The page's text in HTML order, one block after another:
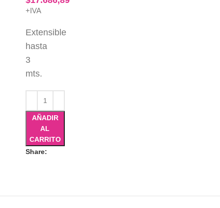
+IVA
Extensible
hasta
3
mts.
AÑADIR
AL
CARRITO
Share: